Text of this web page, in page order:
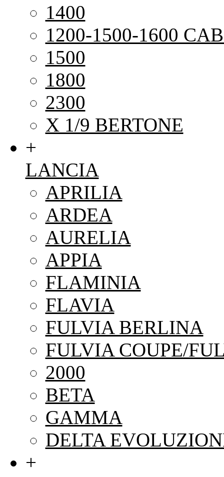
1400
1200-1500-1600
1500
1800
2300
X 1/9 BERTONE
+
LANCIA
APRILIA
ARDEA
AURELIA
APPIA
FLAMINIA
FLAVIA
FULVIA BERLINA
FULVIA COUPE/
2000
BETA
GAMMA
DELTA
+